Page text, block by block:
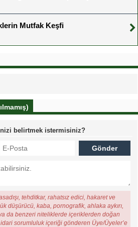
Mutfak Keşfi
belirtmek istermisiniz?
tehditkar, rahatsız edici, hakaret ve
düşürücü, kaba, pornografik, ahlaka aykırı,
da benzeri niteliklerde içeriklerden doğan
sorumluluk içeriği gönderen Üye/Üyeler’e